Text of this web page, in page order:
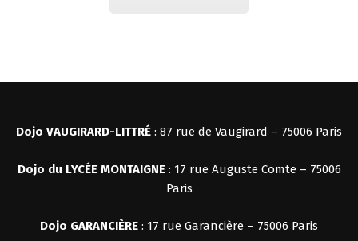
Dojo VAUGIRARD-LITTRÉ : 87 rue de Vaugirard – 75006 Paris
Dojo du LYCÉE MONTAIGNE : 17 rue Auguste Comte – 75006
Paris
Dojo GARANCIÈRE : 17 rue Garancière – 75006 Paris